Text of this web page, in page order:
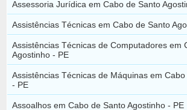
Assessoria Jurídica em Cabo de Santo
Assistências Técnicas em Cabo de Santo
Assistências Técnicas de Computadores em
Agostinho - PE
Assistências Técnicas de Máquinas em
- PE
Assoalhos em Cabo de Santo Agostinho - PE